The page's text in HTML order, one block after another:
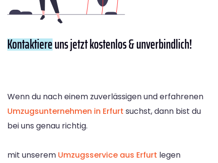
Kontaktiereuns jetzt kostenlos & unverbindlich!
Wenn du nach einem zuverlässigen und erfahrenen
Umzugsunternehmen in Erfurt suchst, dann bist du
bei uns genau richtig.
mit unserem Umzugsservice aus Erfurt legen